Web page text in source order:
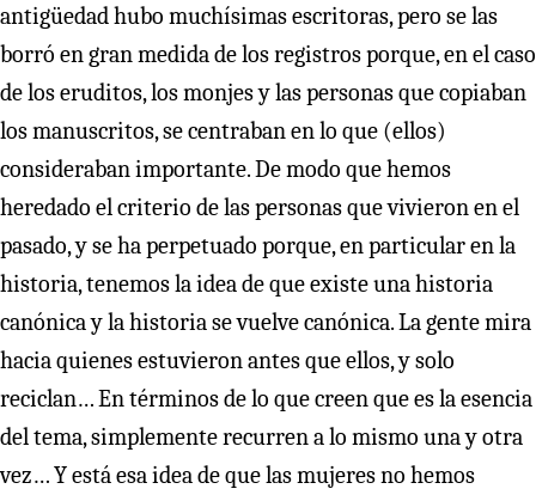
antigüedad hubo muchísimas escritoras, pero se las
borró en gran medida de los registros porque, en el caso
de los eruditos, los monjes y las personas que copiaban
los manuscritos, se centraban en lo que (ellos)
consideraban importante. De modo que hemos
heredado el criterio de las personas que vivieron en el
pasado, y se ha perpetuado porque, en particular en la
historia, tenemos la idea de que existe una historia
canónica y la historia se vuelve canónica. La gente mira
hacia quienes estuvieron antes que ellos, y solo
reciclan… En términos de lo que creen que es la esencia
del tema, simplemente recurren a lo mismo una y otra
vez… Y está esa idea de que las mujeres no hemos